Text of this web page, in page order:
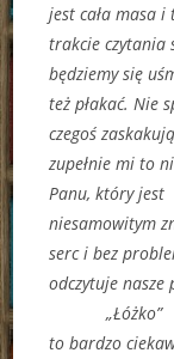
jest cała masa i
trakcie czytania
będziemy się
też płakać. Nie
czegoś
zupełnie mi to
Panu, który jest
niesamowitym
serc i bez
odczytuje nasze
„Łóżko”
to bardzo